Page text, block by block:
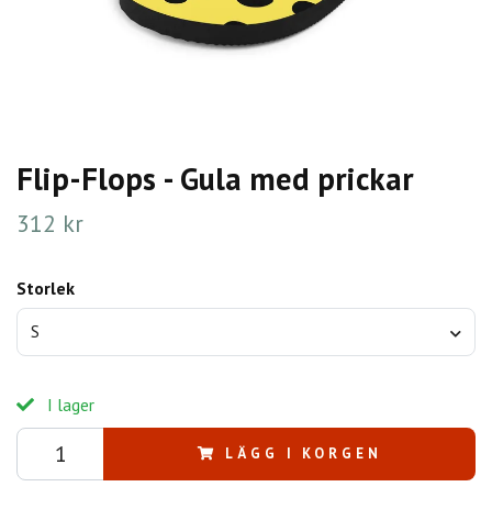
Flip-Flops - Gula med prickar
312 kr
Storlek
S
I lager
LÄGG I KORGEN